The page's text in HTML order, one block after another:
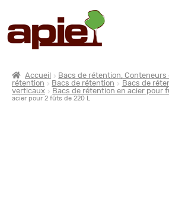
Accueil
Bacs de rétention, Conteneurs
rétention
Bacs de rétention
Bacs de
verticaux
Bacs de rétention en acier pour
acier pour 2 fûts de 220 L